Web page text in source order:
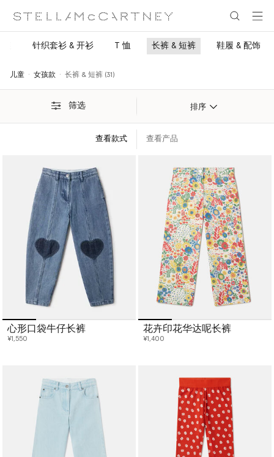
针织套衫 & 开衫 T 恤 长裤 & 短裤 鞋履 & 配饰
儿童 女孩款 长裤 & 短裤 (31)
筛选 排序
查看款式 查看产品
心形口袋牛仔长裤
¥1,550
花卉印花华达呢长裤
¥1,400